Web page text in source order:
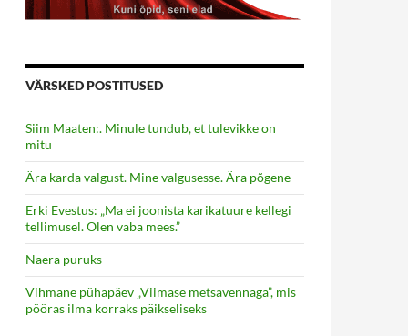
VÄRSKED POSTITUSED
Siim Maaten:. Minule tundub, et tulevikke on
mitu
Ära karda valgust. Mine valgusesse. Ära põgene
Erki Evestus: „Ma ei joonista karikatuure kellegi
tellimusel. Olen vaba mees.”
Naera puruks
Vihmane pühapäev „Viimase metsavennaga”, mis
pööras ilma korraks päikseliseks